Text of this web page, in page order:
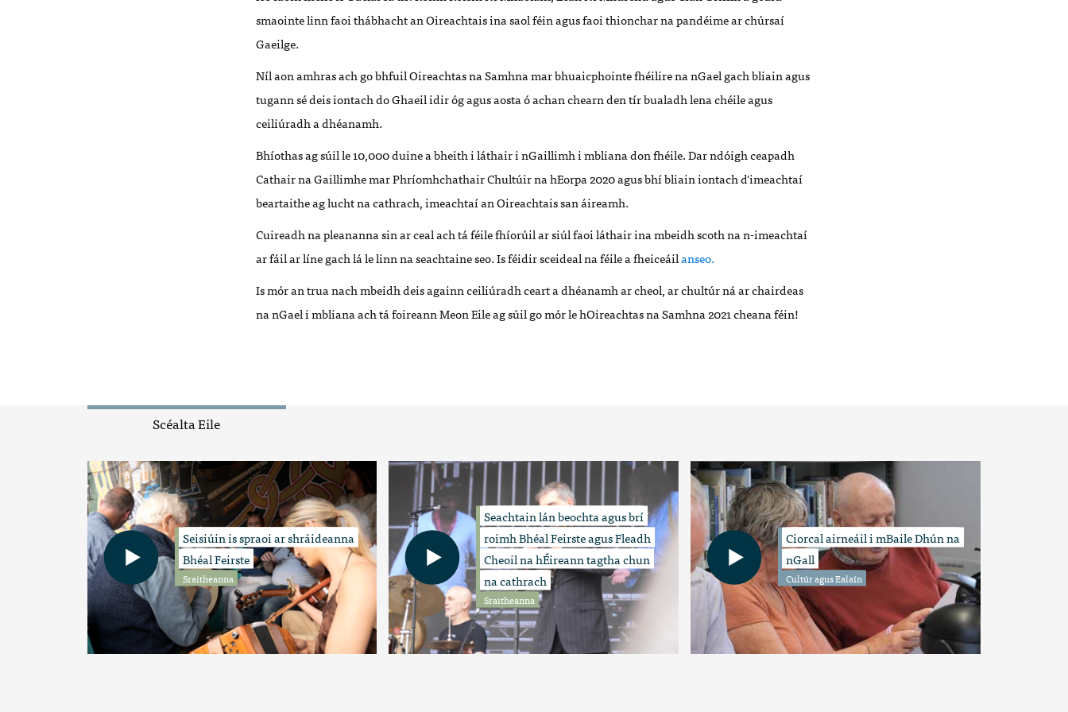
smaointe linn faoi thábhacht an Oireachtais ina saol féin agus faoi thionchar na pandéime ar chúrsaí
Gaeilge.
Níl aon amhras ach go bhfuil Oireachtas na Samhna mar bhuaicphointe fhéilire na nGael gach bliain agus
tugann sé deis iontach do Ghaeil idir óg agus aosta ó achan chearn den tír bualadh lena chéile agus
ceiliúradh a dhéanamh.
Bhíothas ag súil le 10,000 duine a bheith i láthair i nGaillimh i mbliana don fhéile. Dar ndóigh ceapadh
Cathair na Gaillimhe mar Phríomhchathair Chultúir na hEorpa 2020 agus bhí bliain iontach d'imeachtaí
beartaithe ag lucht na cathrach, imeachtaí an Oireachtais san áireamh.
Cuireadh na pleananna sin ar ceal ach tá féile fhíorúil ar siúl faoi láthair ina mbeidh scoth na n-imeachtaí
ar fáil ar líne gach lá le linn na seachtaine seo. Is féidir sceideal na féile a fheiceáilanseo.
Is mór an trua nach mbeidh deis againn ceiliúradh ceart a dhéanamh ar cheol, ar chultúr ná ar chairdeas
na nGael i mbliana ach tá foireann Meon Eile ag súil go mór le hOireachtas na Samhna 2021 cheana féin!
Scéalta Eile
Seisiúin is spraoi ar shráideanna
Bhéal Feirste
Sraitheanna
Seachtain lán beochta agus brí
roimh Bhéal Feirste agus Fleadh
Cheoil na hÉireann tagtha chun
na cathrach
Sraitheanna
Ciorcal airneáil i mBaile Dhún na
nGall
Cultúr agus Ealaín